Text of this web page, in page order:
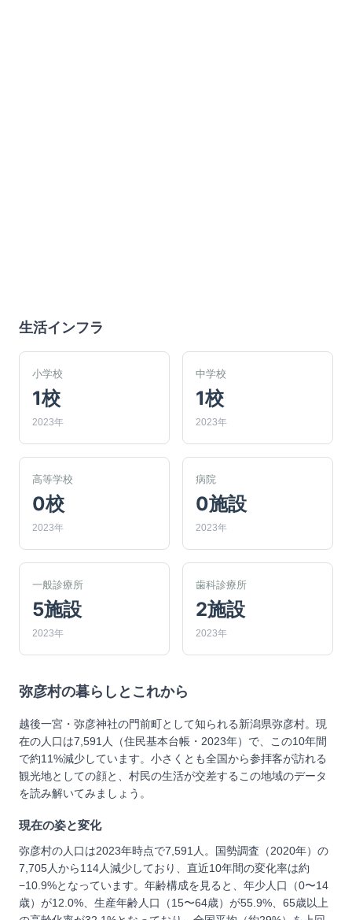
生活インフラ
小学校
1校
2023年
中学校
1校
2023年
高等学校
0校
2023年
病院
0施設
2023年
一般診療所
5施設
2023年
歯科診療所
2施設
2023年
弥彦村の暮らしとこれから
越後一宮・弥彦神社の門前町として知られる新潟県弥彦村。現
在の人口は7,591人（住民基本台帳・2023年）で、この10年間
で約11%減少しています。小さくとも全国から参拝客が訪れる
観光地としての顔と、村民の生活が交差するこの地域のデータ
を読み解いてみましょう。
現在の姿と変化
弥彦村の人口は2023年時点で7,591人。国勢調査（2020年）の
7,705人から114人減少しており、直近10年間の変化率は約
−10.9%となっています。年齢構成を見ると、年少人口（0〜14
歳）が12.0%、生産年齢人口（15〜64歳）が55.9%、65歳以上